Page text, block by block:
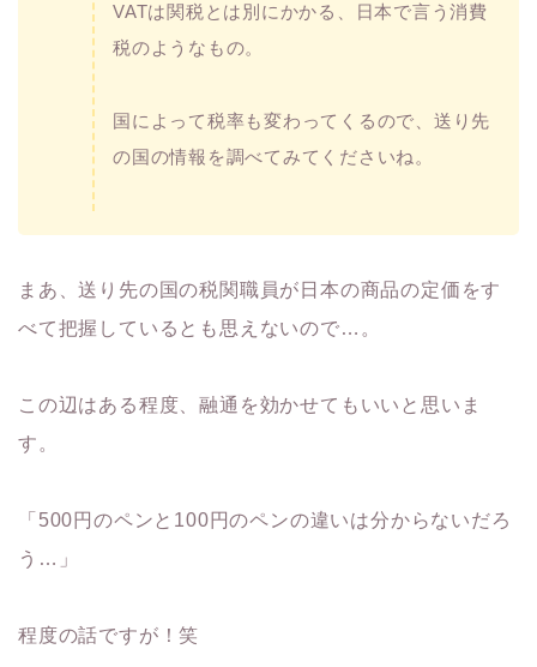
VATは関税とは別にかかる、日本で言う消費
税のようなもの。
国によって税率も変わってくるので、送り先
の国の情報を調べてみてくださいね。
まあ、送り先の国の税関職員が日本の商品の定価をす
べて把握しているとも思えないので…。
この辺はある程度、融通を効かせてもいいと思いま
す。
「500円のペンと100円のペンの違いは分からないだろ
う…」
程度の話ですが！笑